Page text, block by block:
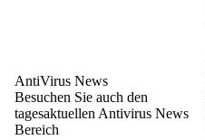
AntiVirus News
Besuchen Sie auch den
tagesaktuellen Antivirus News
Bereich